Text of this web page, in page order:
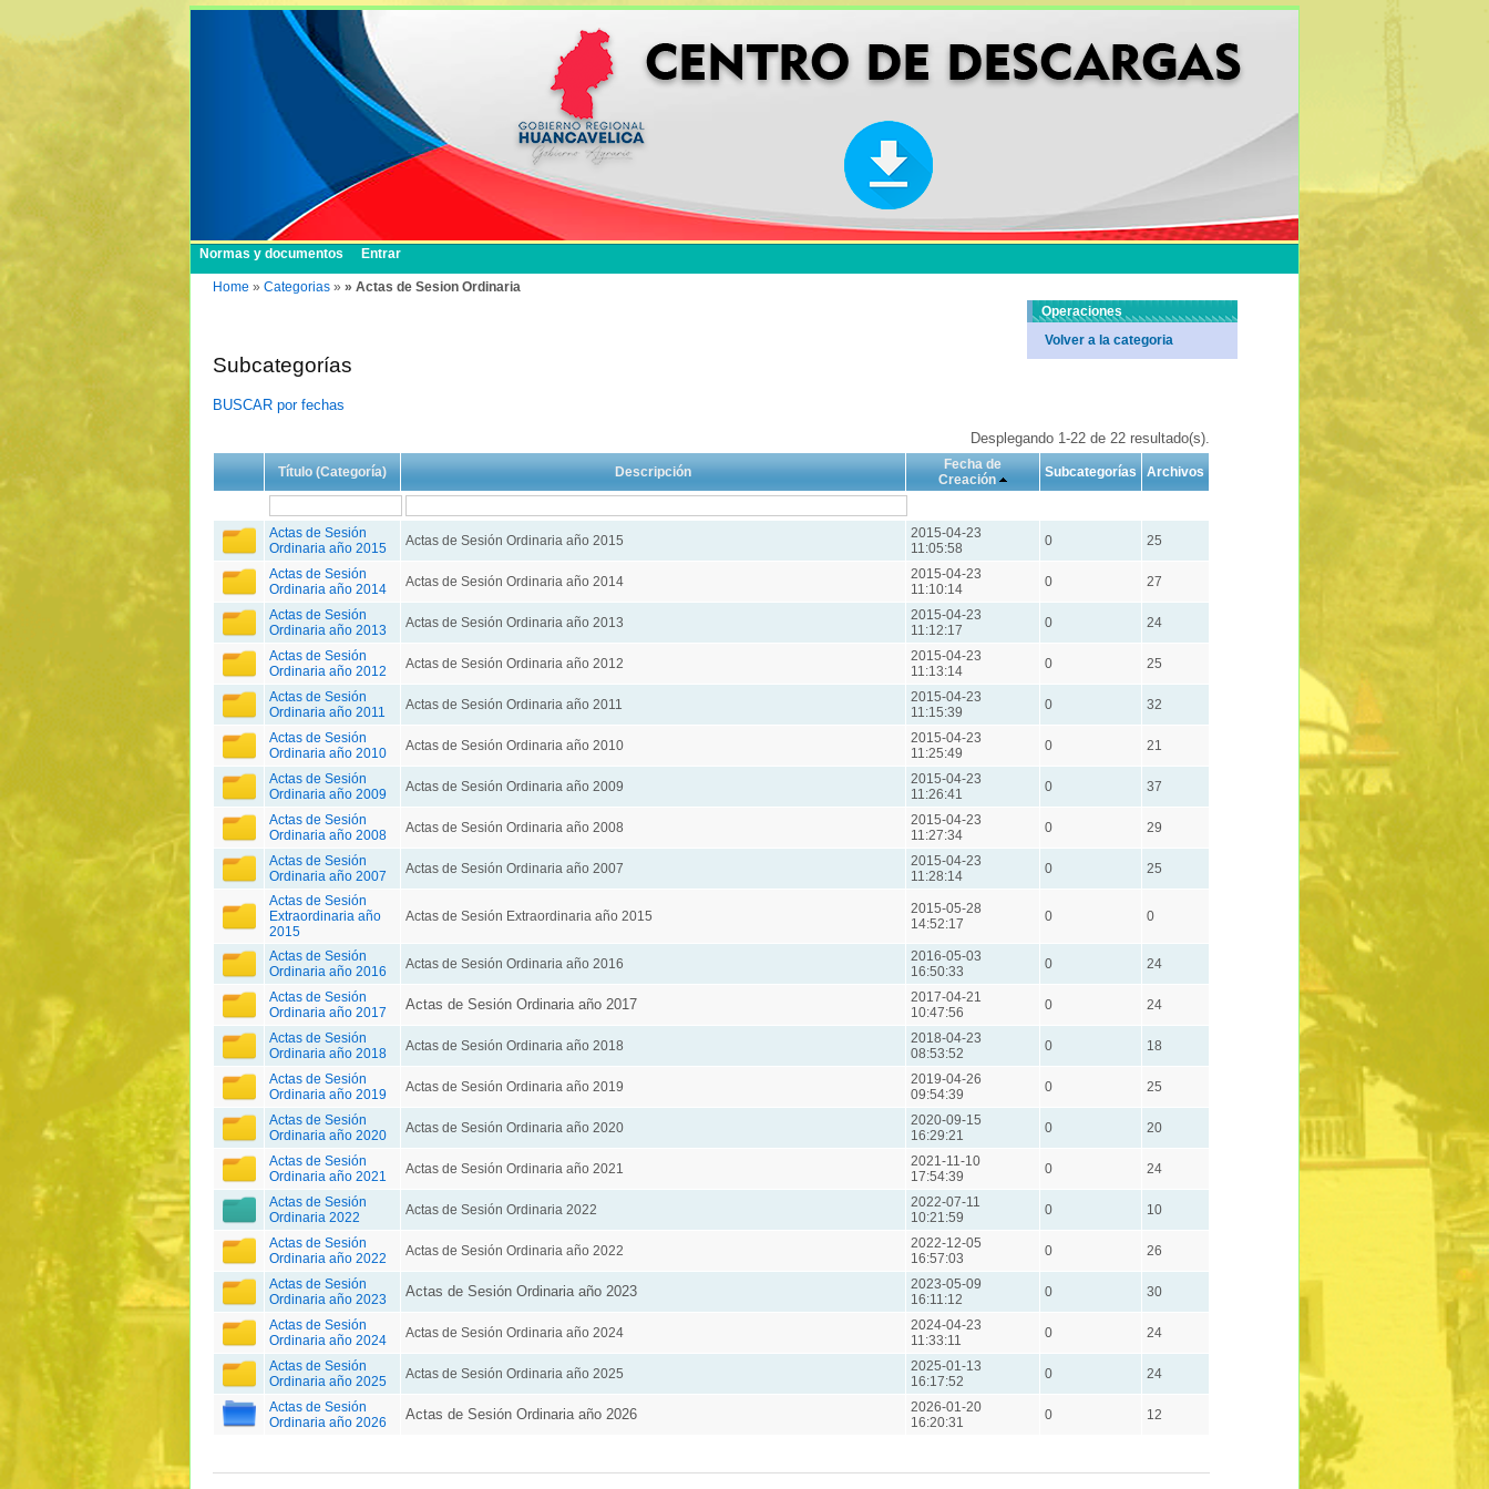
Normas y documentos Entrar
Home » Categorias » » Actas de Sesion Ordinaria
Subcategorías
BUSCAR por fechas
Desplegando 1-22 de 22 resultado(s).
Título (Categoría) Descripción
Fecha de
Creación
Subcategorías Archivos
Actas de Sesión
Ordinaria año 2015
Actas de Sesión Ordinaria año 2015
2015-04-23
11:05:58
0 25
Actas de Sesión
Ordinaria año 2014
Actas de Sesión Ordinaria año 2014
2015-04-23
11:10:14
0 27
Actas de Sesión
Ordinaria año 2013
Actas de Sesión Ordinaria año 2013
2015-04-23
11:12:17
0 24
Actas de Sesión
Ordinaria año 2012
Actas de Sesión Ordinaria año 2012
2015-04-23
11:13:14
0 25
Actas de Sesión
Ordinaria año 2011
Actas de Sesión Ordinaria año 2011
2015-04-23
11:15:39
0 32
Actas de Sesión
Ordinaria año 2010
Actas de Sesión Ordinaria año 2010
2015-04-23
11:25:49
0 21
Actas de Sesión
Ordinaria año 2009
Actas de Sesión Ordinaria año 2009
2015-04-23
11:26:41
0 37
Actas de Sesión
Ordinaria año 2008
Actas de Sesión Ordinaria año 2008
2015-04-23
11:27:34
0 29
Actas de Sesión
Ordinaria año 2007
Actas de Sesión Ordinaria año 2007
2015-04-23
11:28:14
0 25
Actas de Sesión
Extraordinaria año
2015
Actas de Sesión Extraordinaria año 2015
2015-05-28
14:52:17
0 0
Actas de Sesión
Ordinaria año 2016
Actas de Sesión Ordinaria año 2016
2016-05-03
16:50:33
0 24
Actas de Sesión
Ordinaria año 2017
Actas de Sesión Ordinaria año 2017
2017-04-21
10:47:56
0 24
Actas de Sesión
Ordinaria año 2018
Actas de Sesión Ordinaria año 2018
2018-04-23
08:53:52
0 18
Actas de Sesión
Ordinaria año 2019
Actas de Sesión Ordinaria año 2019
2019-04-26
09:54:39
0 25
Actas de Sesión
Ordinaria año 2020
Actas de Sesión Ordinaria año 2020
2020-09-15
16:29:21
0 20
Actas de Sesión
Ordinaria año 2021
Actas de Sesión Ordinaria año 2021
2021-11-10
17:54:39
0 24
Actas de Sesión
Ordinaria 2022
Actas de Sesión Ordinaria 2022
2022-07-11
10:21:59
0 10
Actas de Sesión
Ordinaria año 2022
Actas de Sesión Ordinaria año 2022
2022-12-05
16:57:03
0 26
Actas de Sesión
Ordinaria año 2023
Actas de Sesión Ordinaria año 2023
2023-05-09
16:11:12
0 30
Actas de Sesión
Ordinaria año 2024
Actas de Sesión Ordinaria año 2024
2024-04-23
11:33:11
0 24
Actas de Sesión
Ordinaria año 2025
Actas de Sesión Ordinaria año 2025
2025-01-13
16:17:52
0 24
Actas de Sesión
Ordinaria año 2026
Actas de Sesión Ordinaria año 2026
2026-01-20
16:20:31
0 12
Operaciones
Volver a la categoria